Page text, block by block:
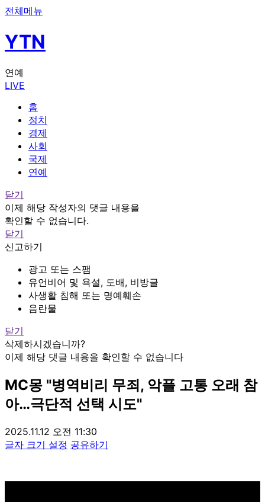
전체메뉴
YTN
연예
LIVE
홈
정치
경제
사회
국제
연예
닫기
이제 해당 작성자의 댓글 내용을
확인할 수 없습니다.
닫기
신고하기
광고 또는 스팸
유언비어 및 욕설, 도배, 비방글
사생활 침해 또는 명예훼손
음란물
닫기
삭제하시겠습니까?
이제 해당 댓글 내용을 확인할 수 없습니다
MC몽 "병역비리 무죄, 악플 고통 오래 참
아…극단적 선택 시도"
2025.11.12 오전 11:30
글자 크기 설정 공유하기